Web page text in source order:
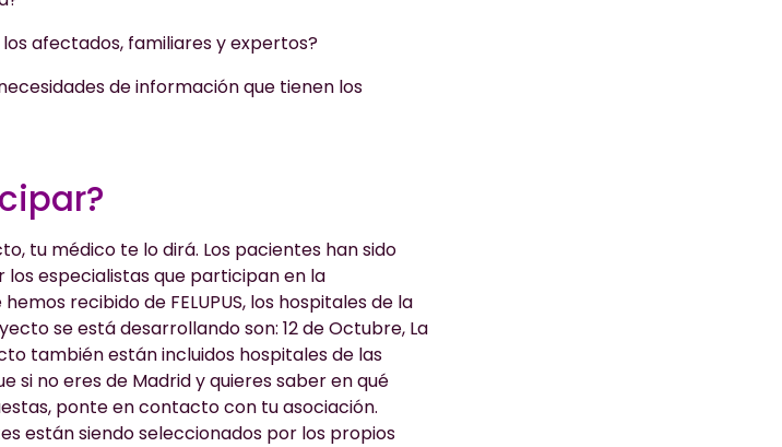
los afectados, familiares y expertos?
de información que tienen los
tu médico te lo dirá. Los pacientes han sido
especialistas que participan en la
recibido de FELUPUS, los hospitales de la
se está desarrollando son: 12 de Octubre, La
también están incluidos hospitales de las
si no eres de Madrid y quieres saber en qué
ponte en contacto con tu asociación.
están siendo seleccionados por los propios